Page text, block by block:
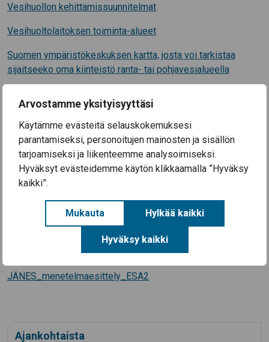
Arvostamme yksityisyyttäsi
Käytämme evästeitä selauskokemuksesi
parantamiseksi, personoitujen mainosten ja sisällön
tarjoamiseksi ja liikenteemme analysoimiseksi.
Hyväksyt evästeidemme käytön klikkaamalla ”Hyväksy
kaikki”.
Mukauta Hylkää kaikki
Hyväksy kaikki
Vesihuollon kehittämissuunnitelmat
Vesihuoltolaitoksen toiminta-alueet
Suomen ympäristökeskuksen kartta, josta voi tarkistaa
sijaitseeko oma kiinteistö ranta- tai pohjavesialueella
käsittelyjärjestelmän rakentamisvelvoitteeseen
Jätevesisuunnitelmien tekijöitä
Haja-asutuksen jätevedet (ympäristö.fi)
Valonia (jätevesiasiaa)
Jätevesineuvonta, Pyhäjärvi-instituutti
Jätevesi-infon 13.3.2019 diaesitykset
Jätevesi-info 130319
JÄNES_menetelmaesittely_ESA2
Ajankohtaista